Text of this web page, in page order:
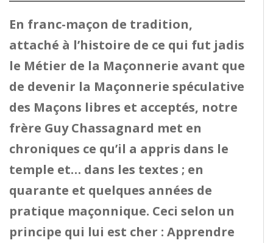
En franc-maçon de tradition,
attaché à l’histoire de ce qui fut jadis
le Métier de la Maçonnerie avant que
de devenir la Maçonnerie spéculative
des Maçons libres et acceptés, notre
frère Guy Chassagnard met en
chroniques ce qu’il a appris dans le
temple et… dans les textes ; en
quarante et quelques années de
pratique maçonnique. Ceci selon un
principe qui lui est cher : Apprendre